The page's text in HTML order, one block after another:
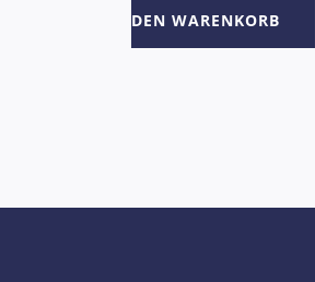
DEN WARENKORB